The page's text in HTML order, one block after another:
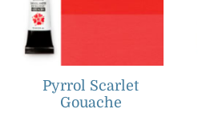
Pyrrol Scarlet
Gouache